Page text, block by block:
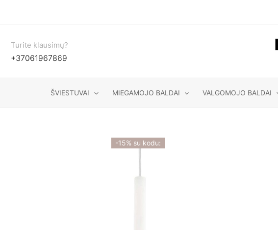
Turite klausimų?
+37061967869
ŠVIESTUVAI MIEGAMOJO BALDAI VALGOMOJO BALDAI
-15% su kodu: